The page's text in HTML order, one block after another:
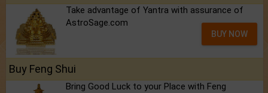
Take advantage of Yantra with assurance of
AstroSage.com
BUY NOW
Buy Feng Shui
Bring Good Luck to your Place with Feng